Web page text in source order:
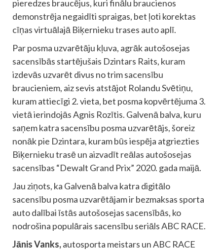
pieredzes braucējus, kuri finālu braucienos
demonstrēja negaidīti spraigas, bet ļoti korektas
cīņas virtuālajā Biķernieku trases auto aplī.
Par posma uzvarētāju kļuva, agrāk autošosejas
sacensībās startējušais Dzintars Raits, kuram
izdevās uzvarēt divus no trim sacensību
braucieniem, aiz sevis atstājot Rolandu Svētiņu,
kuram attiecīgi 2. vieta, bet posma kopvērtējuma 3.
vietā ierindojās Agnis Rozītis. Galvenā balva, kuru
saņem katra sacensību posma uzvarētājs, šoreiz
nonāk pie Dzintara, kuram būs iespēja atgriezties
Biķernieku trasē un aizvadīt reālas autošosejas
sacensības “Dewalt Grand Prix” 2020. gada maijā.
Jau ziņots, ka Galvenā balva katra digitālo
sacensību posma uzvarētājam ir bezmaksas sporta
auto dalībai īstās autošosejas sacensībās, ko
nodrošina populārais sacensību seriāls ABC RACE.
Jānis Vanks,autosporta meistars un ABC RACE